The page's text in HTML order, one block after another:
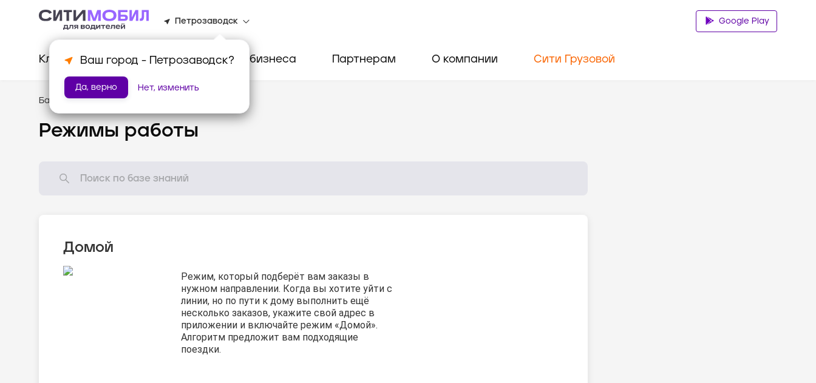
Петрозаводск
Ваш город - Петрозаводск?
Да, верно Нет, изменить
Google Play
Клиентам Водителям Для бизнеса Партнерам О компании Сити Грузовой
База знаний /Как всё устроено?
Режимы работы
Домой
Режим, который подберёт вам заказы в
нужном направлении. Когда вы хотите уйти с
линии, но по пути к дому выполнить ещё
несколько заказов, укажите свой адрес в
приложении и включайте режим «Домой».
Алгоритм предложит вам подходящие
поездки.